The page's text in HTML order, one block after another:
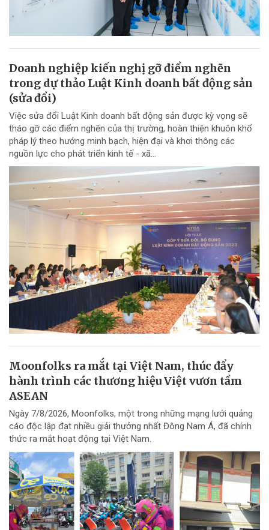
Doanh nghiệp kiến nghị gỡ điểm nghẽn
trong dự thảo Luật Kinh doanh bất động sản
(sửa đổi)
Việc sửa đổi Luật Kinh doanh bất động sản được kỳ vọng sẽ
tháo gỡ các điểm nghẽn của thị trường, hoàn thiện khuôn khổ
pháp lý theo hướng minh bạch, hiện đại và khơi thông các
nguồn lực cho phát triển kinh tế - xã...
Moonfolks ra mắt tại Việt Nam, thúc đẩy
hành trình các thương hiệu Việt vươn tầm
ASEAN
Ngày 7/8/2026, Moonfolks, một trong những mạng lưới quảng
cáo độc lập đạt nhiều giải thưởng nhất Đông Nam Á, đã chính
thức ra mắt hoạt động tại Việt Nam.